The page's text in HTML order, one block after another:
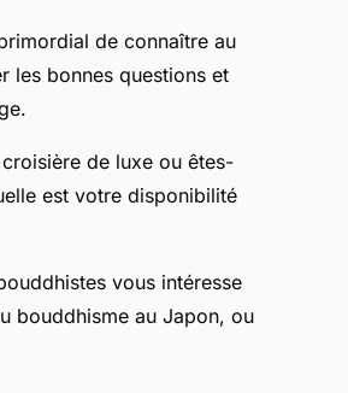
de connaître au
les bonnes questions et
de luxe ou êtes-
est votre disponibilité
vous intéresse
bouddhisme au Japon, ou